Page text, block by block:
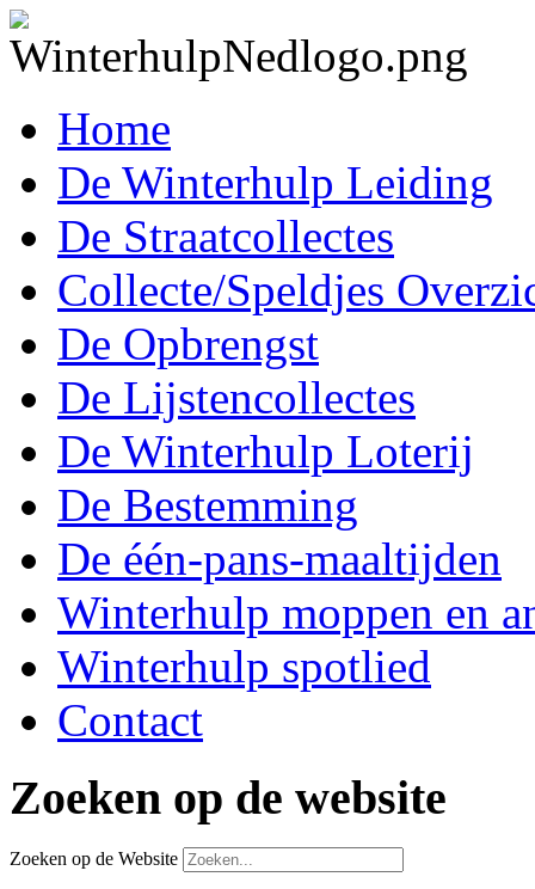
Home
De Winterhulp Leiding
De Straatcollectes
Collecte/Speldjes
De Opbrengst
De Lijstencollectes
De Winterhulp Loterij
De Bestemming
De één-pans-maaltijden
Winterhulp moppen en
Winterhulp spotlied
Contact
Zoeken op de website
Zoeken op de Website